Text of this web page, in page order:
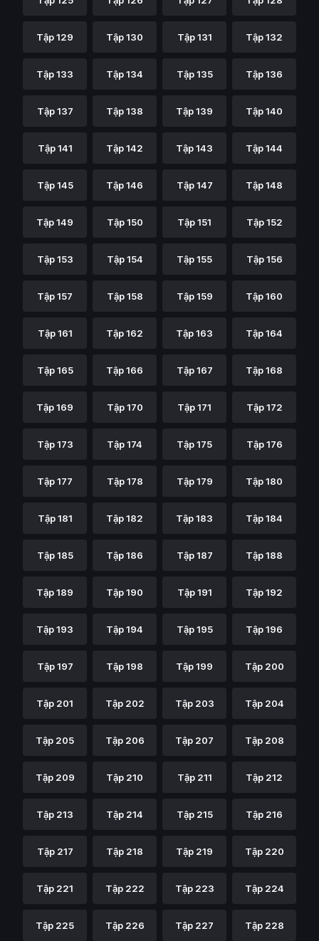
Tập 129 Tập 130 Tập 131 Tập 132
Tập 133 Tập 134 Tập 135 Tập 136
Tập 137 Tập 138 Tập 139 Tập 140
Tập 141 Tập 142 Tập 143 Tập 144
Tập 145 Tập 146 Tập 147 Tập 148
Tập 149 Tập 150 Tập 151 Tập 152
Tập 153 Tập 154 Tập 155 Tập 156
Tập 157 Tập 158 Tập 159 Tập 160
Tập 161 Tập 162 Tập 163 Tập 164
Tập 165 Tập 166 Tập 167 Tập 168
Tập 169 Tập 170 Tập 171 Tập 172
Tập 173 Tập 174 Tập 175 Tập 176
Tập 177 Tập 178 Tập 179 Tập 180
Tập 181 Tập 182 Tập 183 Tập 184
Tập 185 Tập 186 Tập 187 Tập 188
Tập 189 Tập 190 Tập 191 Tập 192
Tập 193 Tập 194 Tập 195 Tập 196
Tập 197 Tập 198 Tập 199 Tập 200
Tập 201 Tập 202 Tập 203 Tập 204
Tập 205 Tập 206 Tập 207 Tập 208
Tập 209 Tập 210 Tập 211 Tập 212
Tập 213 Tập 214 Tập 215 Tập 216
Tập 217 Tập 218 Tập 219 Tập 220
Tập 221 Tập 222 Tập 223 Tập 224
Tập 225 Tập 226 Tập 227 Tập 228